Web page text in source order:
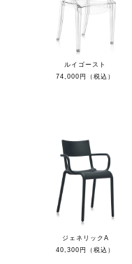
ルイゴースト
74,000円（税込）
ジェネリックA
40,300円（税込）